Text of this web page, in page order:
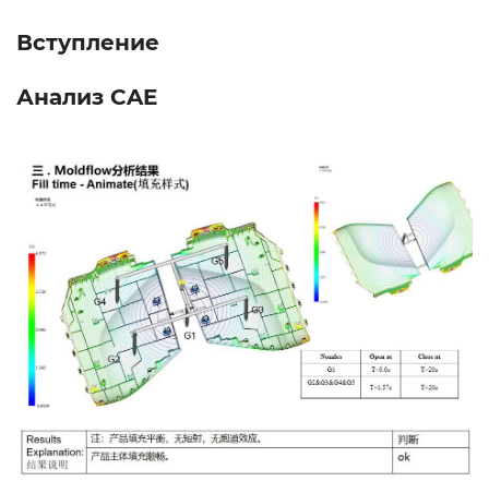
Вступление
Анализ CAE